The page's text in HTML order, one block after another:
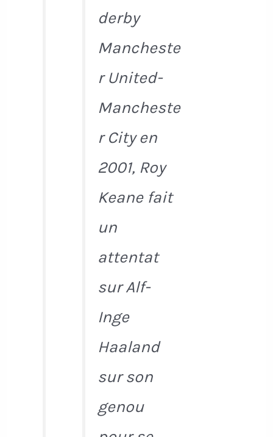
derby
Mancheste
r United-
Mancheste
r City en
2001, Roy
Keane fait
un
attentat
sur Alf-
Inge
Haaland
sur son
genou